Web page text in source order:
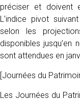
préciser et doivent
L’indice pivot
selon les
disponibles jusqu’en
sont attendues en
[Journées du
Les Journées du